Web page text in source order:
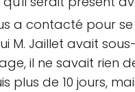
a contacté pour
M. Jaillet avait
il ne savait rien
de 10 jours,